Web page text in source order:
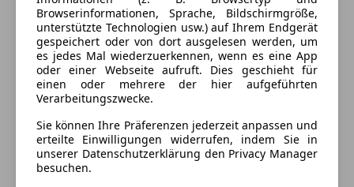
Browserinformationen, Sprache, Bildschirmgröße,
unterstützte Technologien usw.) auf Ihrem Endgerät
gespeichert oder von dort ausgelesen werden, um
es jedes Mal wiederzuerkennen, wenn es eine App
oder einer Webseite aufruft. Dies geschieht für
einen oder mehrere der hier aufgeführten
Verarbeitungszwecke.
Sie können Ihre Präferenzen jederzeit anpassen und
erteilte Einwilligungen widerrufen, indem Sie in
unserer Datenschutzerklärung den Privacy Manager
besuchen.